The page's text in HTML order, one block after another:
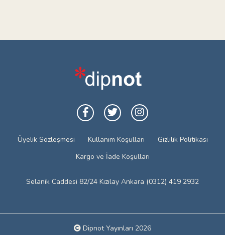
Üyelik Sözleşmesi Kullanım Koşulları
Gizlilik Politikası
Kargo ve İade Koşulları
Selanik Caddesi 82/24 Kızılay Ankara (0312) 419 2932
Dipnot Yayınları 2026